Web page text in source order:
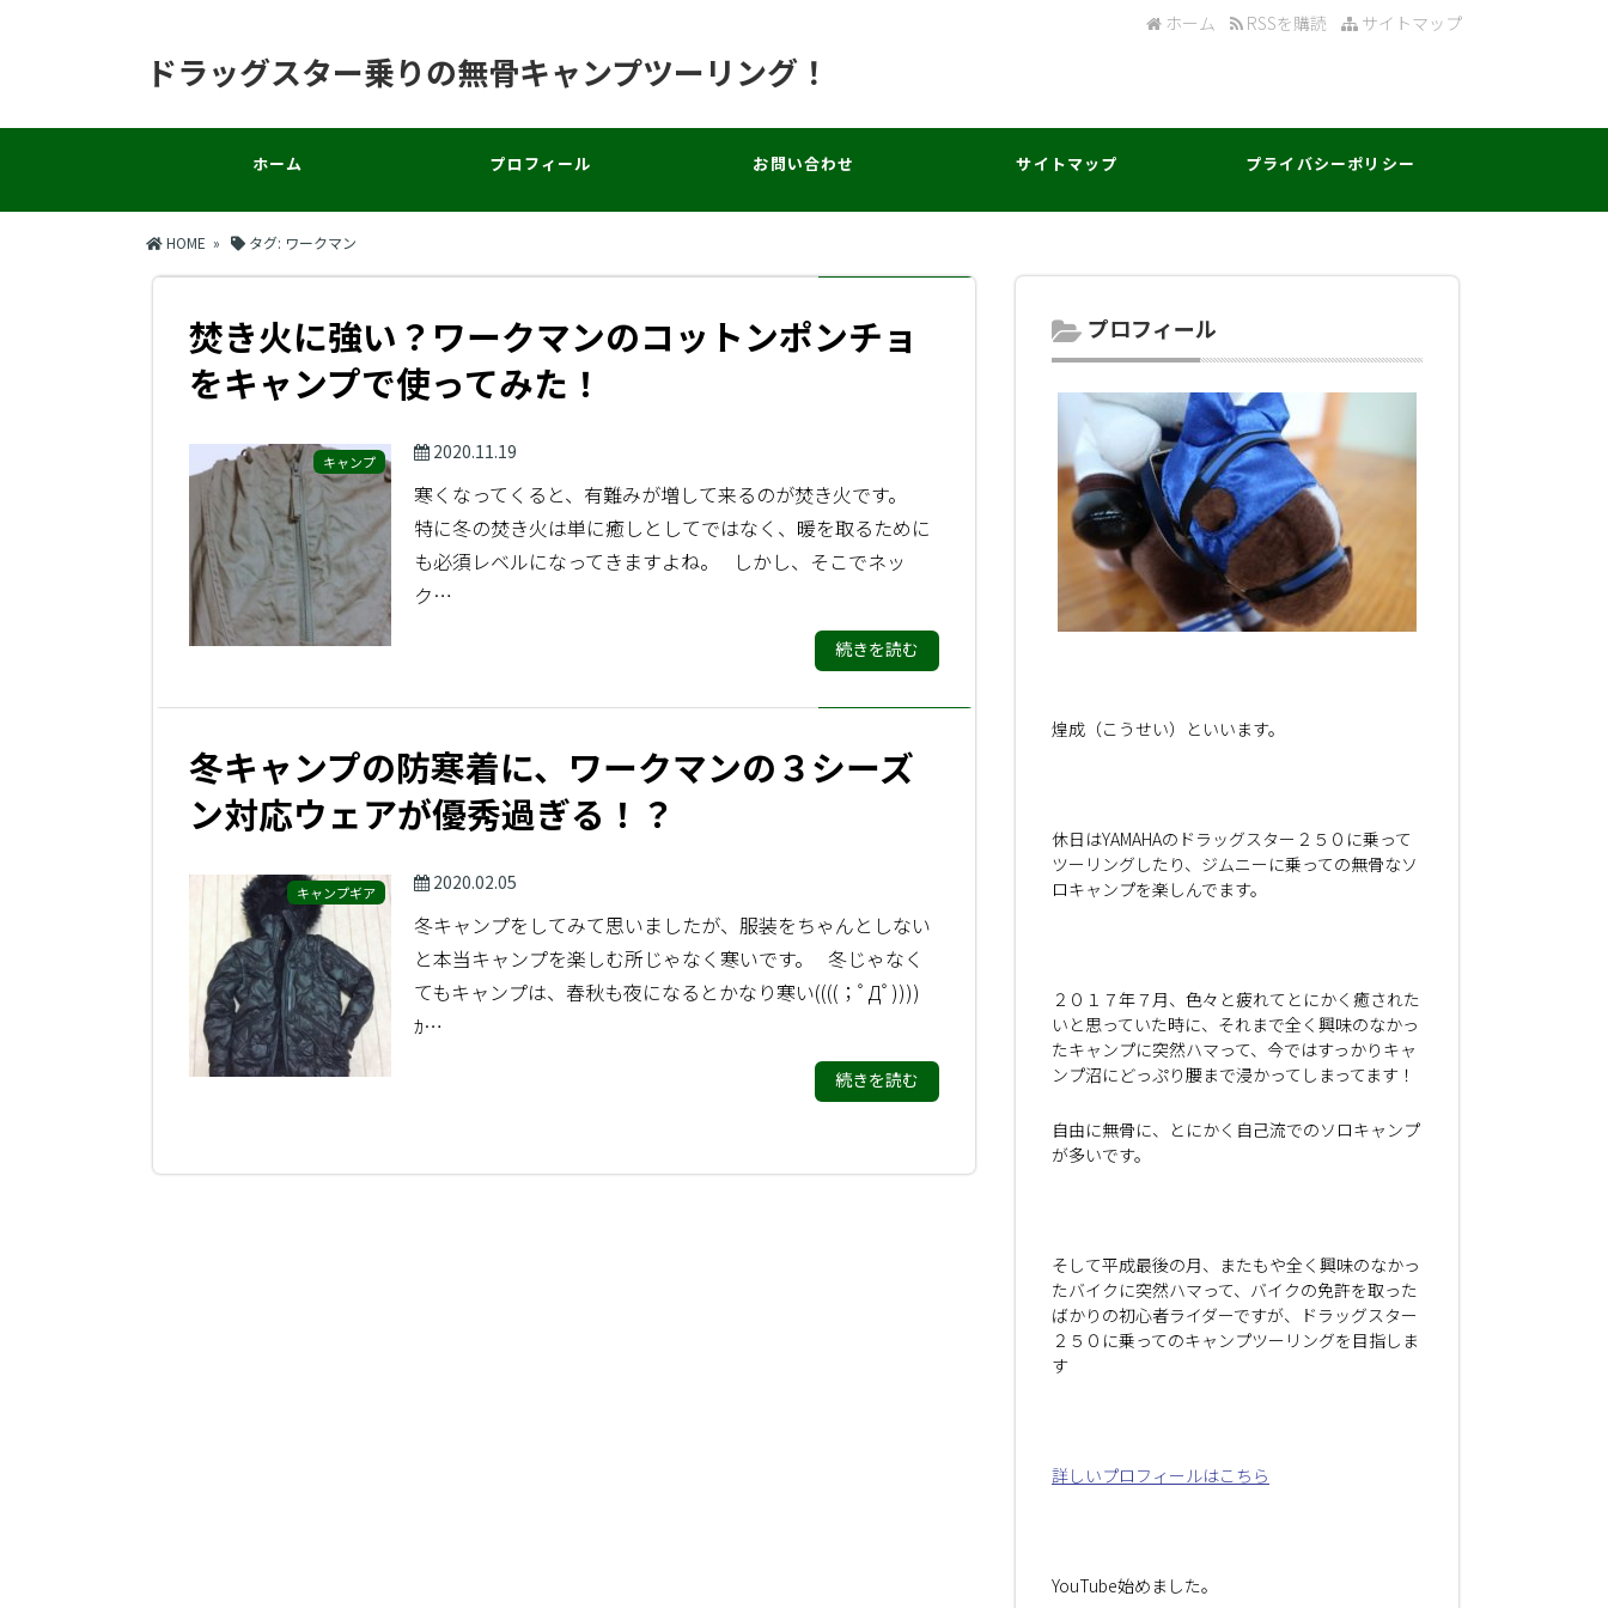
サイトマップ
RSSを購読
ホーム
ドラッグスター乗りの無骨キャンプツーリング！
ホーム プロフィール お問い合わせ サイトマップ プライバシーポリシー
HOME » タグ: ワークマン
焚き火に強い？ワークマンのコットンポンチョ
をキャンプで使ってみた！
キャンプ 2020.11.19
寒くなってくると、有難みが増して来るのが焚き火です。
特に冬の焚き火は単に癒しとしてではなく、暖を取るために
も必須レベルになってきますよね。 しかし、そこでネッ
ク…
続きを読む
冬キャンプの防寒着に、ワークマンの３シーズ
ン対応ウェアが優秀過ぎる！？
キャンプギア 2020.02.05
冬キャンプをしてみて思いましたが、服装をちゃんとしない
と本当キャンプを楽しむ所じゃなく寒いです。 冬じゃなく
てもキャンプは、春秋も夜になるとかなり寒い((((；ﾟДﾟ))))
ｶ…
続きを読む
プロフィール
煌成（こうせい）といいます。
休日はYAMAHAのドラッグスター２５０に乗って
ツーリングしたり、ジムニーに乗っての無骨なソ
ロキャンプを楽しんでます。
２０１７年７月、色々と疲れてとにかく癒された
いと思っていた時に、それまで全く興味のなかっ
たキャンプに突然ハマって、今ではすっかりキャ
ンプ沼にどっぷり腰まで浸かってしまってます！
自由に無骨に、とにかく自己流でのソロキャンプ
が多いです。
そして平成最後の月、またもや全く興味のなかっ
たバイクに突然ハマって、バイクの免許を取った
ばかりの初心者ライダーですが、ドラッグスター
２５０に乗ってのキャンプツーリングを目指しま
す
詳しいプロフィールはこちら
YouTube始めました。